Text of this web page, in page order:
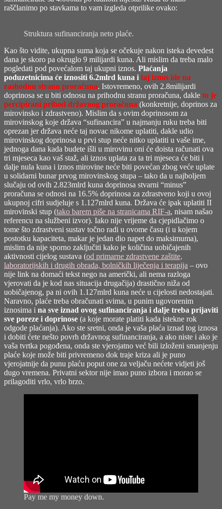
raščlanimo po stavkama to vam izgleda otprilike ovako:
Struktura sufinanciranja neto plaće.
Kao što vidite, ukupna suma koja se očekuje nakon isteka devedest
dana je skoro pa okruglo 9 milijardi kuna. Ali mislim da treba malo
pogledati pod povećalom taj ukupni iznos. Plaćanja
poduzetnicima će iznositi 6.2mlrd kuna i taj iznos ide na
rashodnu stranu proračuna. Istovremeno, ovih 2.8milijardi
doprinosa se u biti odnosu na prihodnu stranu proračuna, dakle to je
percipirani prihod državnog proračuna (konkretnije, doprinos za
mirovinsko i zdrastveno). Mislim da s ovim doprinosom za
mirovinskog koje država “sufinancira” u najmanju ruku treba biti
oprezan jer država neće taj novac nikome uplatiti, dakle udio
mirovinskog doprinosa u prvi stup neće nitko uplatiti u vaše ime,
jednoga dana kada budete išli u mirovinu oni će doista računati ova
tri mjeseca kao vaš staž, ali iznos uplata za ta tri mjeseca će biti i
dalje nula kuna i iznos mirovine neće biti povećan zbog veće uplate
u solidarni bunar prvog mirovinskog stupa – tako da u najboljem
slučaju od ovih 2.823mlrd kuna doprinosa stvarni “minus”
proračuna se odnosi na 16.5% doprinosa za zdrastveno koji u ovoj
ukupnoj cifri sudjeluje s 1.127mlrd kuna. Država će ipak uplatiti II
mirovinski stup (tako barem piše na stranicama RIF-a, nisam našao
referencu na službeni izvor). Iako nije vrijeme da cjepidlačimo o
tome što zdrastveni sustav točno radi u ovome času (i u kojem
postotku kapaciteta, makar je jedan dio napet do maksimuma),
mislim da nije sporno zaključiti kako je količina uobičajenih
aktivnosti cijelog sustava (od primarne zdrastvene zaštite,
laboratorijskih i drugih obrada, bolničkih liječenja i terapija – ovo
nije link na domaći tekst nego na američki, ali nema razloga
vjerovati da je kod nas situacija drugačija) drastično niža od
uobičajenog, pa ni ovih 1.127mlrd kuna neće u cijelosti nedostajati.
Naravno, plaće treba obračunati svima, u punim ugovorenim
iznosima i na sve iznad ovog sufinanciranja i dalje treba prijaviti
sve poreze i doprinose (a koje morate platiti kada istekne rok
odgode plaćanja). Ako ste sretni, onda je vaša plaća iznad tog iznosa
i dobiti ćete nešto povrh državnog sufinanciranja, a ako niste i ako je
vaša tvrtka pogođena, onda ste vjerojatno već bili izloženi smanjenju
plaće koje može biti privremeno dok traje kriza ali je puno
vjerojatnije da punu plaću poput one za veljaču nećete vidjeti još
dugo vremena. Privatni sektor nije imao puno izbora i morao se
prilagoditi vrlo, vrlo brzo.
Pay me my money down.